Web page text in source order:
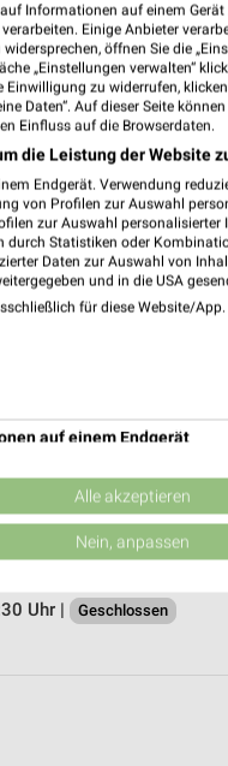
Uhr |
Geschlossen
Informationen auf einem Gerät
Einige Anbieter
öffnen Sie die
„Einstellungen verwalten“
Einwilligung zu widerrufen,
Daten“. Auf dieser Seite
Einfluss auf die Browserdaten.
die Leistung der Website
Endgerät. Verwendung
von Profilen zur Auswahl
zur Auswahl personalisierter
Statistiken oder
Daten zur Auswahl von
und in die USA
für diese Website/App.
auf einem Endgerät
von Werbeanzeigen
Werbung
Alle akzeptieren
Nein, anpassen